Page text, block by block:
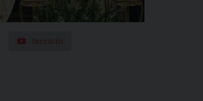
Iscriviti